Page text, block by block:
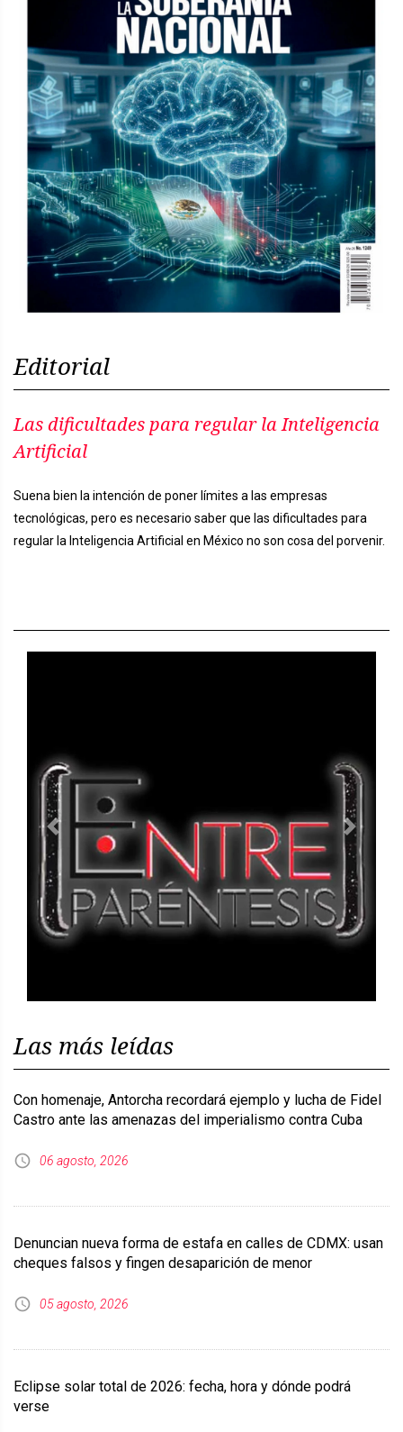
Editorial
Las dificultades para regular la Inteligencia
Artificial
Suena bien la intención de poner límites a las empresas
tecnológicas, pero es necesario saber que las dificultades para
regular la Inteligencia Artificial en México no son cosa del porvenir.
Previous Next
Las más leídas
Con homenaje, Antorcha recordará ejemplo y lucha de Fidel
Castro ante las amenazas del imperialismo contra Cuba
06 agosto, 2026
Denuncian nueva forma de estafa en calles de CDMX: usan
cheques falsos y fingen desaparición de menor
05 agosto, 2026
Eclipse solar total de 2026: fecha, hora y dónde podrá
verse